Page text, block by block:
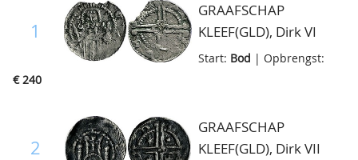
1
GRAAFSCHAP
KLEEF(GLD), Dirk VI
1202-1260, penning
fraai
Start: Bod | Opbrengst:
€ 240
2
GRAAFSCHAP
KLEEF(GLD), Dirk VII